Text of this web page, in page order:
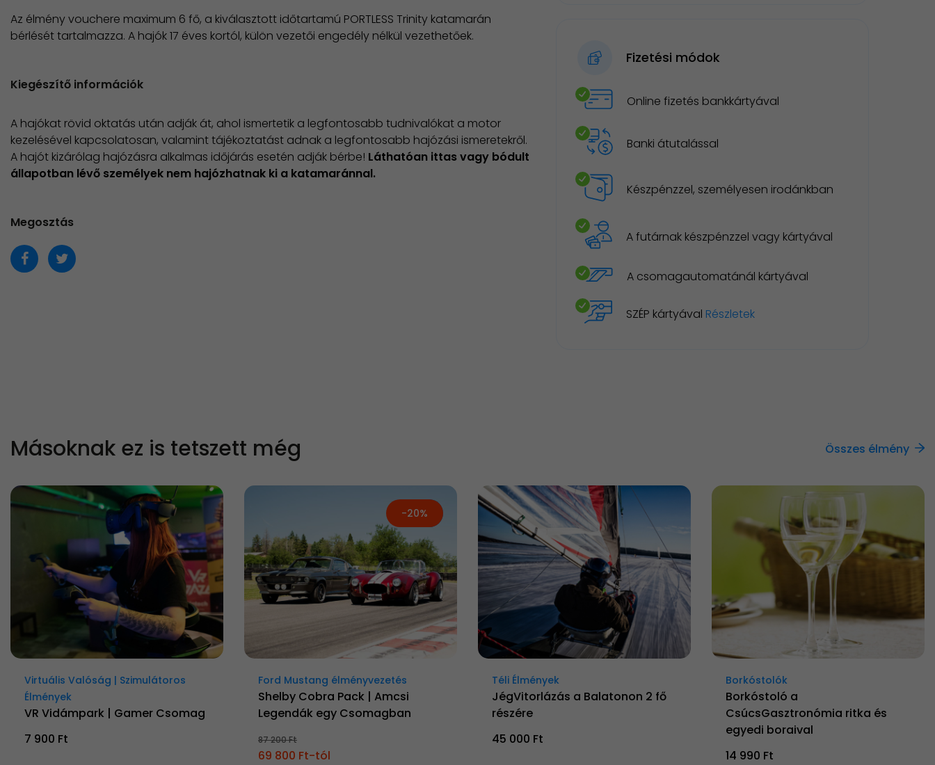
Az élmény vouchere maximum 6 fő, a kiválasztott időtartamú PORTLESS Trinity katamarán
bérlését tartalmazza. A hajók 17 éves kortól, külön vezetői engedély nélkül vezethetőek.
Kiegészítő információk
A hajókat rövid oktatás után adják át, ahol ismertetik a legfontosabb tudnivalókat a motor
kezelésével kapcsolatosan, valamint tájékoztatást adnak a legfontosabb hajózási ismeretekről.
A hajót kizárólag hajózásra alkalmas időjárás esetén adják bérbe!​ Láthatóan ittas vagy bódult
állapotban lévő személyek nem hajózhatnak ki a katamaránnal.
Megosztás
Fizetési módok
Online fizetés bankkártyával
Banki átutalással
Készpénzzel, személyesen irodánkban
A futárnak készpénzzel vagy kártyával
A csomagautomatánál kártyával
SZÉP kártyával Részletek
Másoknak ez is tetszett még Összes élmény
Virtuális Valóság | Szimulátoros
Élmények
VR Vidámpark | Gamer Csomag
7 900 Ft
Új
-20%
Ford Mustang élményvezetés
Shelby Cobra Pack | Amcsi
Legendák egy Csomagban
87 200 Ft
69 800 Ft-tól
Téli Élmények
JégVitorlázás a Balatonon 2 fő
részére
45 000 Ft
Borkóstolók
Borkóstoló a
CsúcsGasztronómia ritka és
egyedi boraival
14 990 Ft